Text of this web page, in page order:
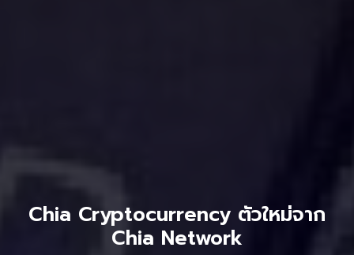
Chia Cryptocurrency ตัวใหม่จาก
Chia Network